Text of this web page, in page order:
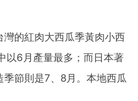
的紅肉大西瓜季黃肉小西
以6月產量最多；而日本著
節則是7、8月。本地西瓜